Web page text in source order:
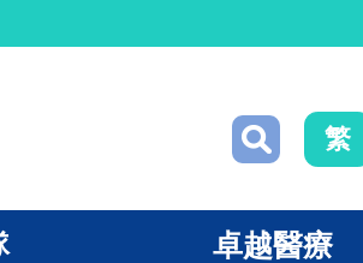
繁
卓越醫療